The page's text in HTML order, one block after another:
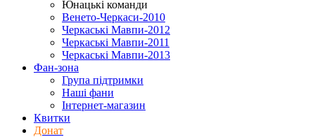
Юнацькі команди
Венето-Черкаси-2010
Черкаські Мавпи-2012
Черкаські Мавпи-2011
Черкаські Мавпи-2013
Фан-зона
Група підтримки
Наші фани
Інтернет-магазин
Квитки
Донат